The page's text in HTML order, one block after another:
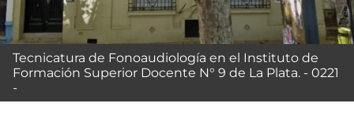
Tecnicatura de Fonoaudiología en el Instituto de
Formación Superior Docente N° 9 de La Plata. - 0221
-